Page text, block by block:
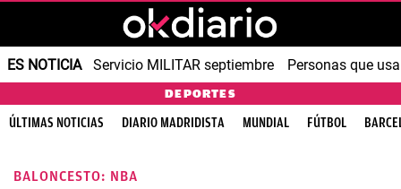
ES NOTICIA Servicio MILITAR septiembre Personas que
DEPORTES
ÚLTIMAS NOTICIAS DIARIO MADRIDISTA MUNDIAL FÚTBOL
BALONCESTO: NBA